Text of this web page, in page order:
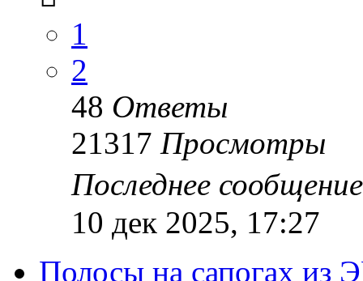
1
2
48 Ответы
21317 Просмотры
Последнее
10 дек 2025, 17:27
Полосы на сапогах из